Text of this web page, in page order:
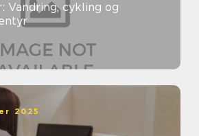
Vandring, cykling og
2025